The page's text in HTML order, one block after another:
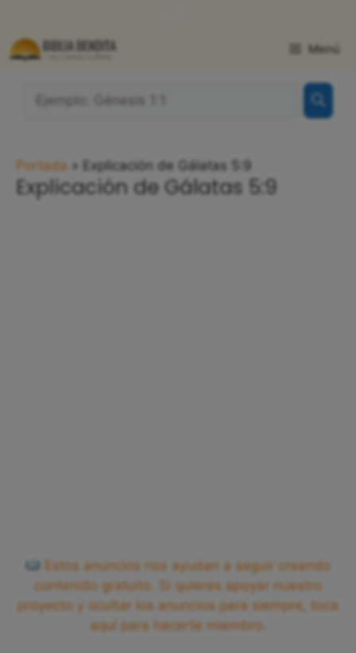
contenido
Menú
Portada » Explicación de Gálatas 5:9
Explicación de Gálatas 5:9
Estos anuncios nos ayudan a seguir creando
contenido gratuito. Si quieres apoyar nuestro
proyecto y ocultar los anuncios para siempre, toca
aquí para hacerte miembro.